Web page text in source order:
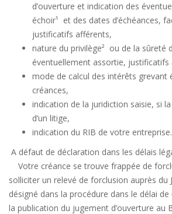
d’ouverture et indication des
échoir¹ et des dates d’échéances,
justificatifs afférents,
nature du privilège² ou de la sûreté
éventuellement assortie, justificatifs
mode de calcul des intérêts grevant
créances,
indication de la juridiction saisie, si
d’un litige,
indication du RIB de votre entreprise.
A défaut de déclaration dans les délais
Votre créance se trouve frappée de
solliciter un relevé de forclusion auprès du
désigné dans la procédure dans le délai
la publication du jugement d’ouverture au